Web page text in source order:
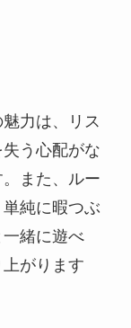
力は、リス
う心配がな
また、ルー
純に暇つぶ
緒に遊べ
がります